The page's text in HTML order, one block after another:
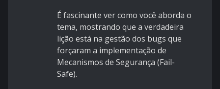
É fascinante ver como você aborda o
tema, mostrando que a verdadeira
lição está na gestão dos bugs que
forçaram a implementação de
Mecanismos de Segurança (Fail-
Safe).